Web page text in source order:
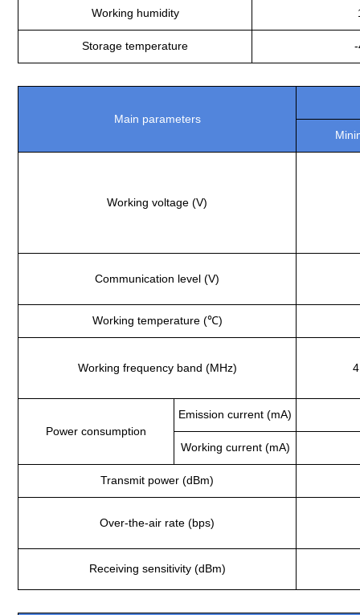
Working humidity
Storage temperature
Main parameters
Working voltage (V)
Communication level (V)
Working temperature (℃)
Working frequency band (MHz)
Power consumption
Emission current (mA)
Working current (mA)
Transmit power (dBm)
Over-the-air rate (bps)
Receiving sensitivity (dBm)